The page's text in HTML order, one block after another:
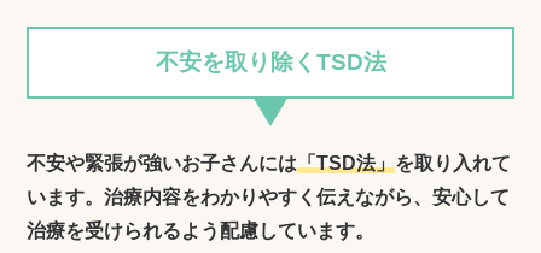
不安を取り除くTSD法
不安や緊張が強いお子さんには「TSD法」を取り入れて
います。治療内容をわかりやすく伝えながら、安心して
治療を受けられるよう配慮しています。